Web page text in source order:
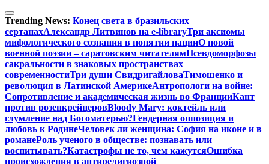
Перейти
к
содержимому
Trending News: Конец света в бразильских
сертанахАлександр Литвинов на e-libraryТри аксиомы
мифологического сознания в понятии нацииО новой
военной поэзии – саратовским читателямПсевдоморфозы
сакральности в знаковых пространствах
современностиТри души СвидригайловаТимошенко и
революция в Латинской АмерикеАнтропологи на войне:
Сопротивление и академическая жизнь во ФранцииКант
против розенкрейцеровBloody Mary: коктейль или
глумление над Богоматерью?Гендерная оппозиция и
любовь к РодинеЧеловек ли женщина: София на иконе и в
романеРоль ученого в обществе: познавать или
воспитывать?Катастрофы не то, чем кажутсяОшибка
происхождения в антирелигиозной